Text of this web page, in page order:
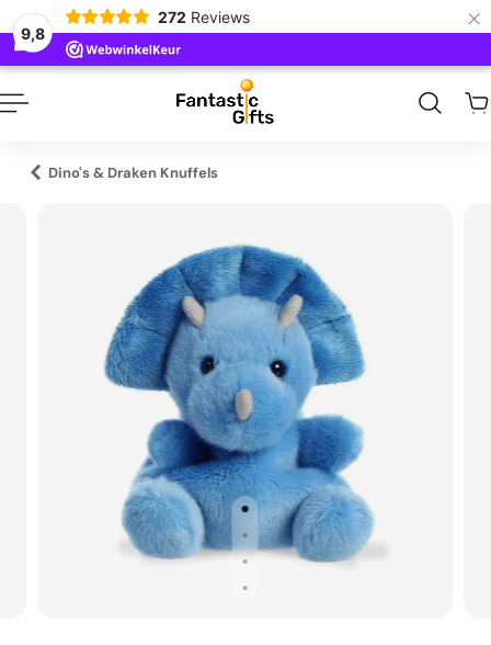
9,8
272 Reviews ×
inhoud
Dino's & Draken Knuffels